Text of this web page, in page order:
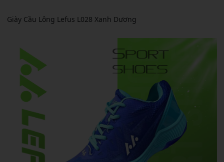
Giày Cầu Lông Lefus L028 Xanh Dương